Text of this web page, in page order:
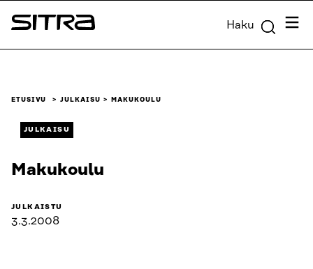
Siirry
suoraan
Sitra Haku
ETUSIVU JULKAISU MAKUKOULU
JULKAISU
Makukoulu
JULKAISTU
3.3.2008